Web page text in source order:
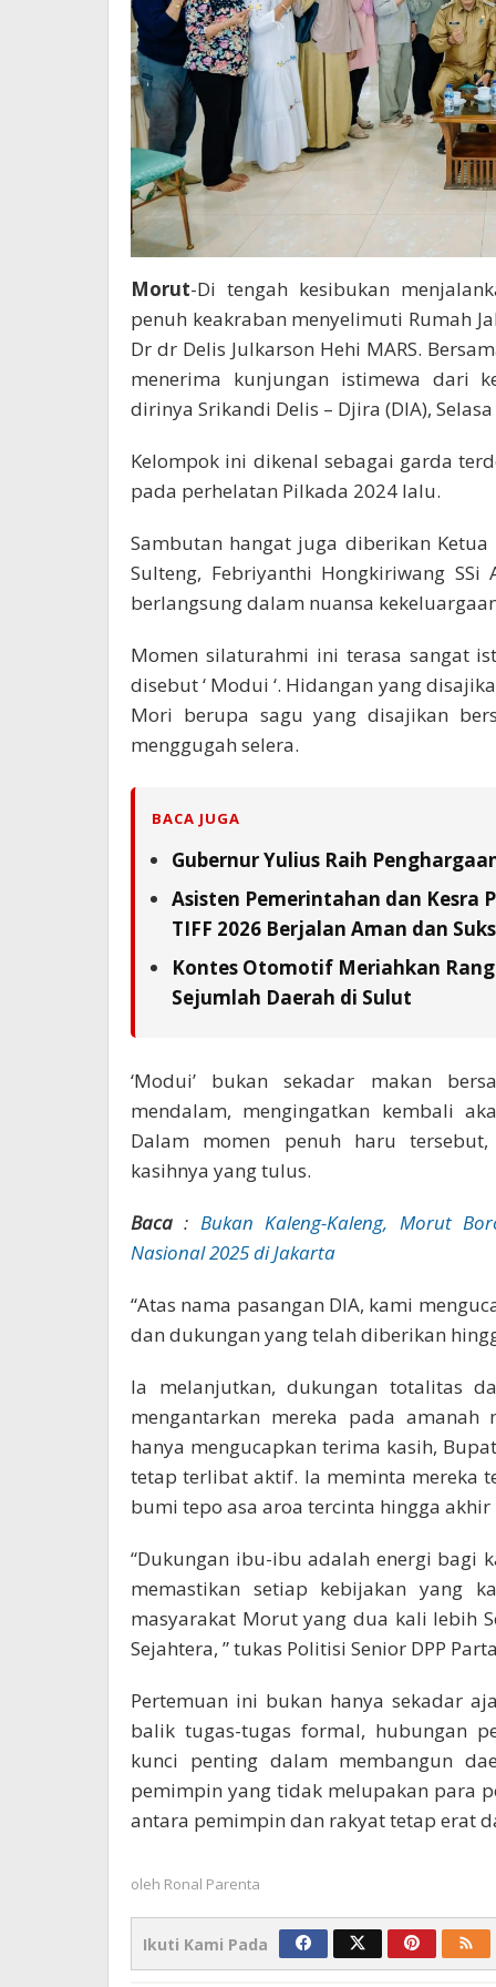
Morut-Di tengah kesibukan
penuh keakraban menyelimuti Rumah
Dr dr Delis Julkarson Hehi MARS.
menerima kunjungan istimewa dari
dirinya Srikandi Delis – Djira (DIA),
Kelompok ini dikenal sebagai garda
pada perhelatan Pilkada 2024 lalu.
Sambutan hangat juga diberikan Ketua
Sulteng, Febriyanthi Hongkiriwang
berlangsung dalam nuansa
Momen silaturahmi ini terasa sangat
disebut ‘ Modui ‘. Hidangan yang
Mori berupa sagu yang disajikan
menggugah selera.
BACA JUGA
Gubernur Yulius Raih
Asisten Pemerintahan dan Kesra
TIFF 2026 Berjalan Aman dan
Kontes Otomotif Meriahkan
Sejumlah Daerah di Sulut
‘Modui’ bukan sekadar makan
mendalam, mengingatkan kembali
Dalam momen penuh haru
kasihnya yang tulus.
Baca: Bukan Kaleng-Kaleng, Morut
Nasional 2025 di Jakarta
“Atas nama pasangan DIA, kami
dan dukungan yang telah diberikan
la melanjutkan, dukungan totalitas
mengantarkan mereka pada
hanya mengucapkan terima kasih,
tetap terlibat aktif. la meminta mereka
bumi tepo asa aroa tercinta hingga
“Dukungan ibu-ibu adalah energi bagi
memastikan setiap kebijakan yang
masyarakat Morut yang dua kali lebih
Sejahtera, ” tukas Politisi Senior DPP
Pertemuan ini bukan hanya sekadar
balik tugas-tugas formal, hubungan
kunci penting dalam membangun
pemimpin yang tidak melupakan para
antara pemimpin dan rakyat tetap erat
oleh Ronal Parenta
Ikuti Kami Pada